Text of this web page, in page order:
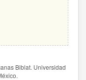
Biblat. Universidad